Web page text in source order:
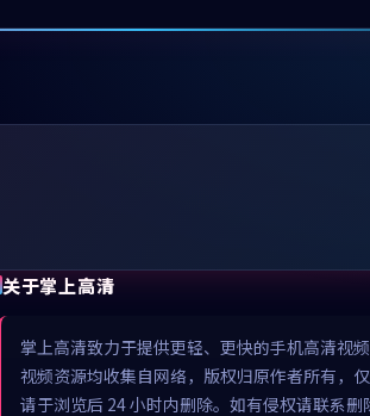
关于掌上高清
掌上高清致力于提供更轻、更快的手机高清视
视频资源均收集自网络，版权归原作者所有，仅
请于浏览后 24 小时内删除。如有侵权请联系删